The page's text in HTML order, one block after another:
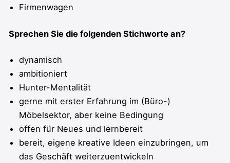
Firmenwagen
Sprechen Sie die folgenden Stichworte an?
dynamisch
ambitioniert
Hunter-Mentalität
gerne mit erster Erfahrung im (Büro-)
Möbelsektor, aber keine Bedingung
offen für Neues und lernbereit
bereit, eigene kreative Ideen einzubringen, um
das Geschäft weiterzuentwickeln